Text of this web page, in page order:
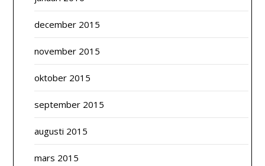
december 2015
november 2015
oktober 2015
september 2015
augusti 2015
mars 2015